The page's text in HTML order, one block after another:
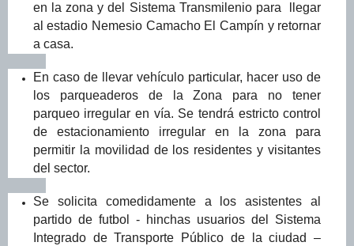
en la zona y del Sistema Transmilenio para llegar
al estadio Nemesio Camacho El Campín y retornar
a casa.
En caso de llevar vehículo particular, hacer uso de
los parqueaderos de la Zona para no tener
parqueo irregular en vía. Se tendrá estricto control
de estacionamiento irregular en la zona para
permitir la movilidad de los residentes y visitantes
del sector.
Se solicita comedidamente a los asistentes al
partido de futbol - hinchas usuarios del Sistema
Integrado de Transporte Público de la ciudad –